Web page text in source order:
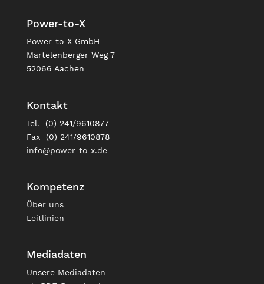
Power-to-X
Power-to-X GmbH
Martelenberger Weg 7
52066 Aachen
Kontakt
Tel. (0) 241/9610877
Fax (0) 241/9610878
info@power-to-x.de
Kompetenz
Über uns
Leitlinien
Mediadaten
Unsere Mediadaten